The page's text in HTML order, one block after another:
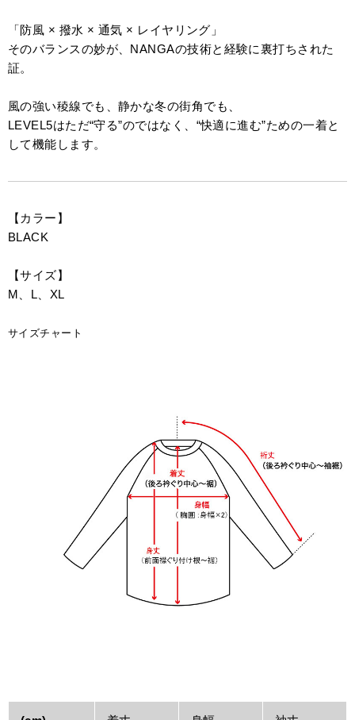
「防風 × 撥水 × 通気 × レイヤリング」
そのバランスの妙が、NANGAの技術と経験に裏打ちされた
証。
風の強い稜線でも、静かな冬の街角でも、
LEVEL5はただ“守る”のではなく、“快適に進む”ための一着と
して機能します。
【カラー】
BLACK
【サイズ】
M、L、XL
サイズチャート